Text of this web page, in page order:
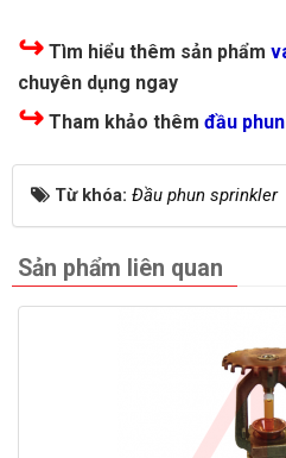
↪ Tìm hiểu thêm sản phẩm
chuyên dụng ngay
↪ Tham khảo thêm đầu
Từ khóa: Đầu phun sprinkler
Sản phẩm liên quan